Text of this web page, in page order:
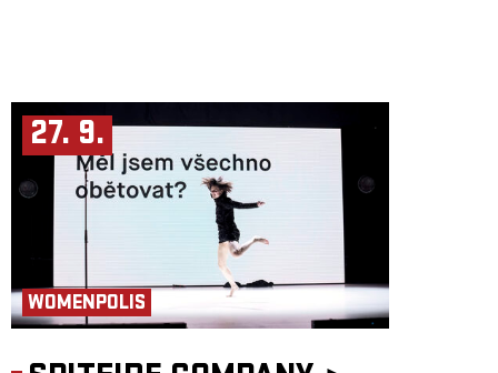
27. 9.
WOMENPOLIS